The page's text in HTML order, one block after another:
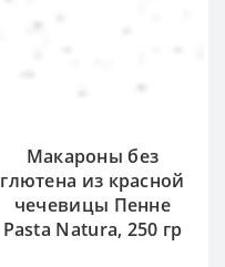
Макароны без
глютена из красной
чечевицы Пенне
Pasta Natura, 250 гр